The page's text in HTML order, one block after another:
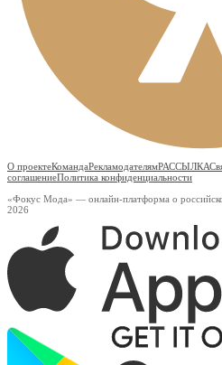
О проектеКомандаРекламодателямРАССЫЛКА
соглашениеПолитика конфиденциальности
«Фокус Мода» — онлайн-платформа о
2026